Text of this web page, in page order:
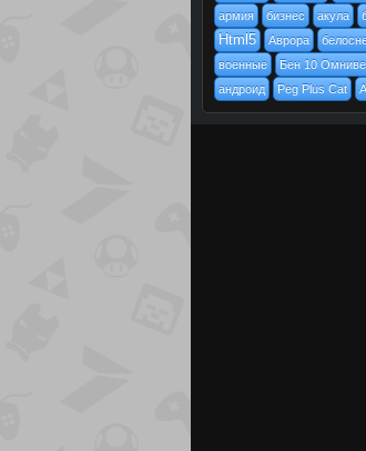
армия
бизнес акула
Html5 Аврора
военные
Бен 10
андроид
Peg Plus Cat